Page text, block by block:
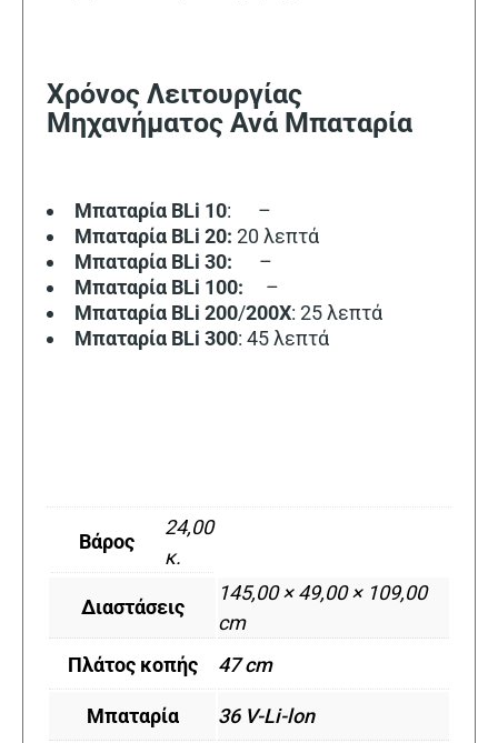
Χρόνος Λειτουργίας
Μηχανήματος Ανά Μπαταρία
Μπαταρία BLi 10: –
Μπαταρία BLi 20: 20 λεπτά
Μπαταρία BLi 30:
–
Μπαταρία BLi 100: –
Μπαταρία BLi 200/200X: 25 λεπτά
Μπαταρία BLi 300: 45 λεπτά
Βάρος
24,00
κ.
Διαστάσεις
145,00 × 49,00 × 109,00
cm
Πλάτος κοπής
47 cm
Μπαταρία 36 V-Li-lon